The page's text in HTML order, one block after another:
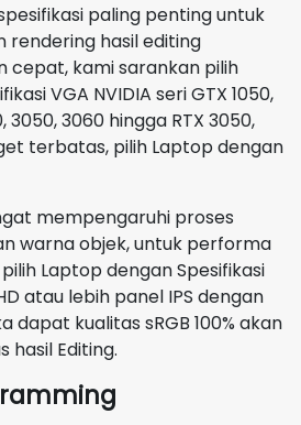
paling penting untuk
rendering hasil editing
cepat, kami sarankan pilih
VGA NVIDIA seri GTX 1050,
3050, 3060 hingga RTX 3050,
terbatas, pilih Laptop dengan
mempengaruhi proses
warna objek, untuk performa
Laptop dengan Spesifikasi
atau lebih panel IPS dengan
dapat kualitas sRGB 100% akan
hasil Editing.